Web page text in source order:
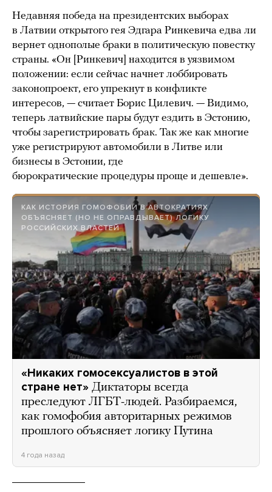
Недавняя победа на президентских выборах
в Латвии открытого гея Эдгара Ринкевича едва ли
вернет однополые браки в политическую повестку
страны. «Он [Ринкевич] находится в уязвимом
положении: если сейчас начнет лоббировать
законопроект, его упрекнут в конфликте
интересов, — считает Борис Цилевич. — Видимо,
теперь латвийские пары будут ездить в Эстонию,
чтобы зарегистрировать брак. Так же как многие
уже регистрируют автомобили в Литве или
бизнесы в Эстонии, где
бюрократические процедуры проще и дешевле».
КАК ИСТОРИЯ ГОМОФОБИИ В АВТОКРАТИЯХ
ОБЪЯСНЯЕТ (НО НЕ ОПРАВДЫВАЕТ) ЛОГИКУ
РОССИЙСКИХ ВЛАСТЕЙ
«Никаких гомосексуалистов в этой
стране нет» Диктаторы всегда
преследуют ЛГБТ-людей. Разбираемся,
как гомофобия авторитарных режимов
прошлого объясняет логику Путина
4 года назад